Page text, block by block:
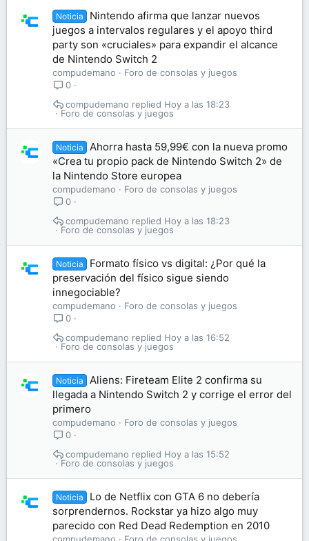
Noticia
Nintendo afirma que lanzar nuevos
juegos a intervalos regulares y el apoyo third
party son «cruciales» para expandir el alcance
de Nintendo Switch 2
compudemano
Foro de consolas y juegos
0
Foro de consolas y juegos
Hoy a las 18:23
compudemano
Noticia
Ahorra hasta 59,99€ con la nueva promo
«Crea tu propio pack de Nintendo Switch 2» de
la Nintendo Store europea
compudemano
Foro de consolas y juegos
0
Foro de consolas y juegos
Hoy a las 18:23
compudemano
Noticia
Formato físico vs digital: ¿Por qué la
preservación del físico sigue siendo
innegociable?
compudemano
Foro de consolas y juegos
0
Foro de consolas y juegos
Hoy a las 16:52
compudemano
Noticia
Aliens: Fireteam Elite 2 confirma su
llegada a Nintendo Switch 2 y corrige el error del
primero
compudemano
Foro de consolas y juegos
0
Foro de consolas y juegos
Hoy a las 15:52
compudemano
Noticia
Lo de Netflix con GTA 6 no debería
sorprendernos. Rockstar ya hizo algo muy
parecido con Red Dead Redemption en 2010